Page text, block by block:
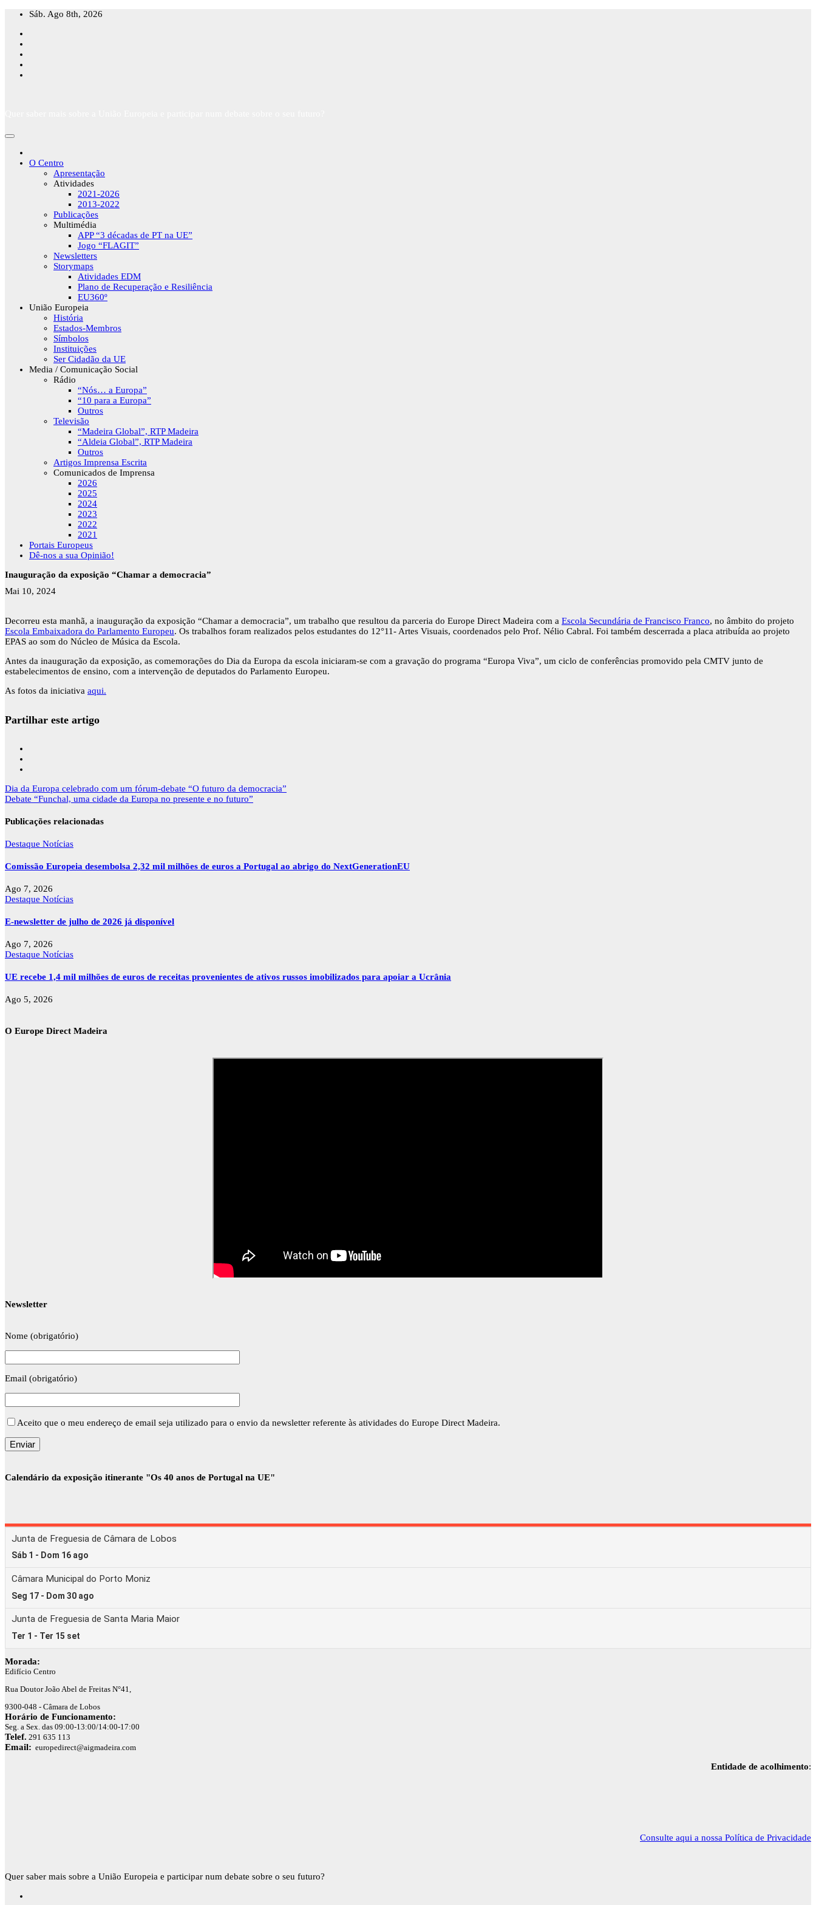
Skip
content
Sáb. Ago 8th, 2026
O Centro
Apresentação
Atividades
2021-2026
2013-2022
Publicações
Multimédia
APP “3 décadas de PT na UE”
Jogo “FLAGIT”
Newsletters
Storymaps
Atividades EDM
Plano de Recuperação e Resiliência
EU360º
União Europeia
História
Estados-Membros
Símbolos
Instituições
Ser Cidadão da UE
Media / Comunicação Social
Rádio
“Nós… a Europa”
“10 para a Europa”
Outros
Televisão
“Madeira Global”, RTP Madeira
“Aldeia Global”, RTP Madeira
Outros
Artigos Imprensa Escrita
Comunicados de Imprensa
2026
2025
2024
2023
2022
2021
Portais Europeus
Dê-nos a sua Opinião!
Inauguração da exposição “Chamar a democracia”
Mai 10, 2024
Decorreu esta manhã, a inauguração da exposição “Chamar a democracia”, um trabalho que resultou da parceria do Europe Direct Madeira com a Escola Secundária de Francisco Franco, no âmbito do projeto
Escola Embaixadora do Parlamento Europeu. Os trabalhos foram realizados pelos estudantes do 12°11- Artes Visuais, coordenados pelo Prof. Nélio Cabral. Foi também descerrada a placa atribuída ao projeto
EPAS ao som do Núcleo de Música da Escola.
Antes da inauguração da exposição, as comemorações do Dia da Europa da escola iniciaram-se com a gravação do programa “Europa Viva”, um ciclo de conferências promovido pela CMTV junto de
estabelecimentos de ensino, com a intervenção de deputados do Parlamento Europeu.
As fotos da iniciativa aqui.
Partilhar este artigo
Navegação
de
Dia da Europa celebrado com um fórum-debate “O futuro da democracia”
Debate “Funchal, uma cidade da Europa no presente e no futuro”
Publicações relacionadas
Destaque Notícias
Comissão Europeia desembolsa 2,32 mil milhões de euros a Portugal ao abrigo do NextGenerationEU
Ago 7, 2026
Destaque Notícias
E-newsletter de julho de 2026 já disponível
Ago 7, 2026
Destaque Notícias
UE recebe 1,4 mil milhões de euros de receitas provenientes de ativos russos imobilizados para apoiar a Ucrânia
Ago 5, 2026
O Europe Direct Madeira
Newsletter
Nome (obrigatório)
Email (obrigatório)
Aceito que o meu endereço de email seja utilizado para o envio da newsletter referente às atividades do Europe Direct Madeira.
Calendário da exposição itinerante "Os 40 anos de Portugal na UE"
Morada:
Edifício Centro
Rua Doutor João Abel de Freitas N°41,
9300-048 - Câmara de Lobos
Horário de Funcionamento:
Seg. a Sex. das 09:00-13:00/14:00-17:00
Telef. 291 635 113
Email: europedirect@aigmadeira.com
Entidade de acolhimento:
Consulte aqui a nossa Política de Privacidade
Quer saber mais sobre a União Europeia e participar num debate sobre o seu futuro?